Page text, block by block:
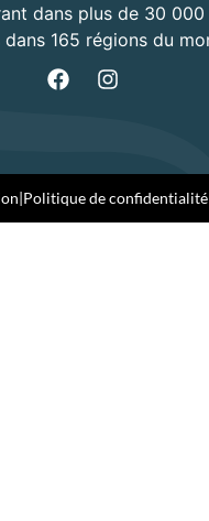
dans plus de 30 000
165 régions du
|Politique de confidentialité